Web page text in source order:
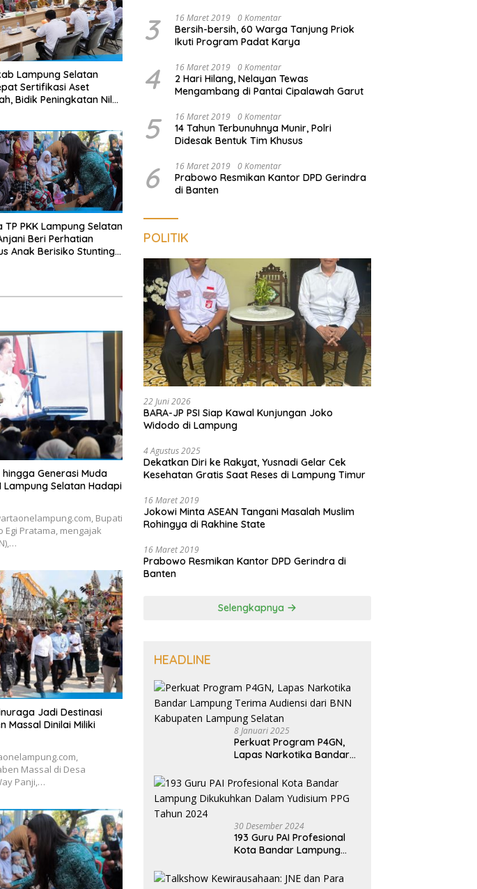
Lampung Selatan
Sertifikasi Aset
Bidik Peningkatan Nilai
TP PKK Lampung Selatan
Beri Perhatian
Anak Berisiko Stunting
Generasi Muda
Lampung Selatan Hadapi
Bupati
Egi Pratama, mengajak
Jadi Destinasi
Massal Dinilai Miliki
Massal di Desa
Panji,…
3 16 Maret 2019 0 Komentar
Bersih-bersih, 60 Warga Tanjung Priok
Ikuti Program Padat Karya
4 16 Maret 2019 0 Komentar
2 Hari Hilang, Nelayan Tewas
Mengambang di Pantai Cipalawah Garut
5 16 Maret 2019 0 Komentar
14 Tahun Terbunuhnya Munir, Polri
Didesak Bentuk Tim Khusus
6 16 Maret 2019 0 Komentar
Prabowo Resmikan Kantor DPD Gerindra
di Banten
POLITIK
22 Juni 2026
BARA-JP PSI Siap Kawal Kunjungan Joko
Widodo di Lampung
4 Agustus 2025
Dekatkan Diri ke Rakyat, Yusnadi Gelar Cek
Kesehatan Gratis Saat Reses di Lampung Timur
16 Maret 2019
Jokowi Minta ASEAN Tangani Masalah Muslim
Rohingya di Rakhine State
16 Maret 2019
Prabowo Resmikan Kantor DPD Gerindra di
Banten
Selengkapnya
HEADLINE
8 Januari 2025
Perkuat Program P4GN,
Lapas Narkotika Bandar
dari BNN Kabupaten
Lampung Selatan
30 Desember 2024
193 Guru PAI Profesional
Kota Bandar Lampung
Yudisium PPG Tahun 2024